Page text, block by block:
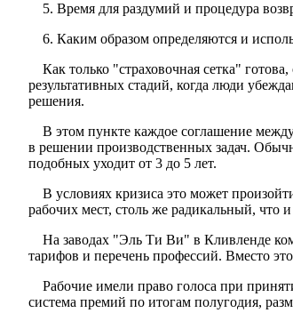
5. Время для раздумий и процедура
6. Каким образом определяются и
Как только "страховочная сетка"
результативных стадий, когда люди
решения.
В этом пункте каждое соглашение
в решении производственных задач.
подобных уходит от 3 до 5 лет.
В условиях кризиса это может
рабочих мест, столь же радикальный,
На заводах "Эль Ти Ви" в Кливленде
тарифов и перечень профессий. Вместо
Рабочие имели право голоса при
система премий по итогам полугодия,